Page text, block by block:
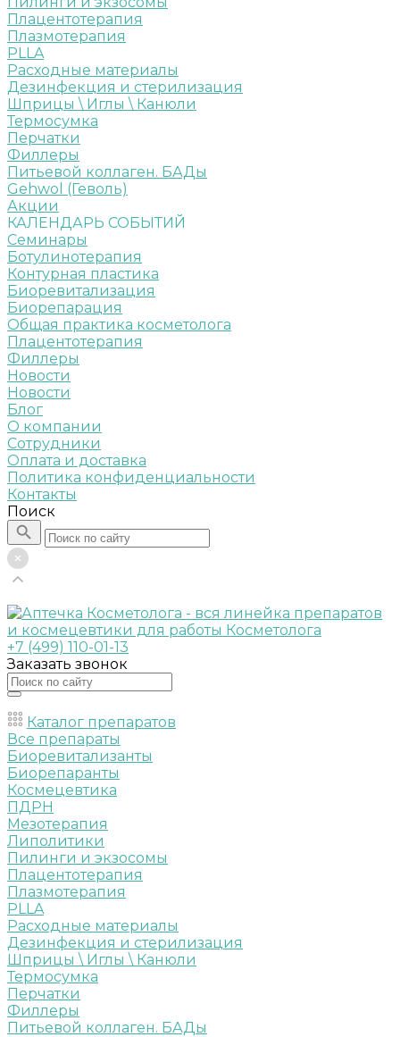
Плацентотерапия
Плазмотерапия
PLLA
Расходные материалы
Дезинфекция и стерилизация
Шприцы \ Иглы \ Канюли
Термосумка
Перчатки
Филлеры
Питьевой коллаген. БАДы
Gehwol (Геволь)
Акции
КАЛЕНДАРЬ СОБЫТИЙ
Семинары
Ботулинотерапия
Контурная пластика
Биоревитализация
Биорепарация
Общая практика косметолога
Плацентотерапия
Филлеры
Новости
Новости
Блог
О компании
Сотрудники
Оплата и доставка
Политика конфиденциальности
Контакты
Поиск
+7 (499) 110-01-13
Заказать звонок
Каталог препаратов
Все препараты
Биоревитализанты
Биорепаранты
Космецевтика
ПДРН
Мезотерапия
Липолитики
Пилинги и экзосомы
Плацентотерапия
Плазмотерапия
PLLA
Расходные материалы
Дезинфекция и стерилизация
Шприцы \ Иглы \ Канюли
Термосумка
Перчатки
Филлеры
Питьевой коллаген. БАДы